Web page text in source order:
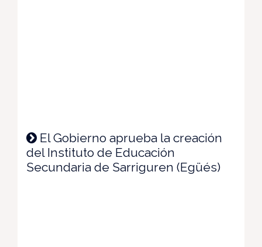
El Gobierno aprueba la creación
del Instituto de Educación
Secundaria de Sarriguren (Egüés)